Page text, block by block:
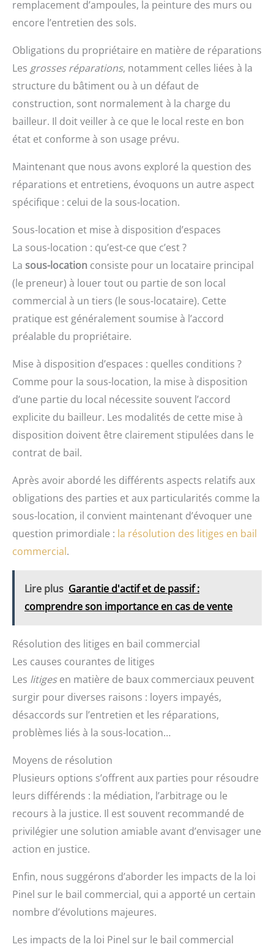
remplacement d’ampoules, la peinture des murs ou
encore l’entretien des sols.
Obligations du propriétaire en matière de réparations
Les grosses réparations, notamment celles liées à la
structure du bâtiment ou à un défaut de
construction, sont normalement à la charge du
bailleur. Il doit veiller à ce que le local reste en bon
état et conforme à son usage prévu.
Maintenant que nous avons exploré la question des
réparations et entretiens, évoquons un autre aspect
spécifique : celui de la sous-location.
Sous-location et mise à disposition d’espaces
La sous-location : qu’est-ce que c’est ?
La sous-location consiste pour un locataire principal
(le preneur) à louer tout ou partie de son local
commercial à un tiers (le sous-locataire). Cette
pratique est généralement soumise à l’accord
préalable du propriétaire.
Mise à disposition d’espaces : quelles conditions ?
Comme pour la sous-location, la mise à disposition
d’une partie du local nécessite souvent l’accord
explicite du bailleur. Les modalités de cette mise à
disposition doivent être clairement stipulées dans le
contrat de bail.
Après avoir abordé les différents aspects relatifs aux
obligations des parties et aux particularités comme la
sous-location, il convient maintenant d’évoquer une
question primordiale : la résolution des litiges en bail
commercial.
Lire plus Garantie d'actif et de passif :
comprendre son importance en cas de vente
Résolution des litiges en bail commercial
Les causes courantes de litiges
Les litigesen matière de baux commerciaux peuvent
surgir pour diverses raisons : loyers impayés,
désaccords sur l’entretien et les réparations,
problèmes liés à la sous-location…
Moyens de résolution
Plusieurs options s’offrent aux parties pour résoudre
leurs différends : la médiation, l’arbitrage ou le
recours à la justice. Il est souvent recommandé de
privilégier une solution amiable avant d’envisager une
action en justice.
Enfin, nous suggérons d’aborder les impacts de la loi
Pinel sur le bail commercial, qui a apporté un certain
nombre d’évolutions majeures.
Les impacts de la loi Pinel sur le bail commercial